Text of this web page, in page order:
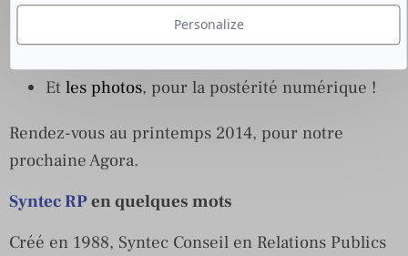
images, en tweets et en vidéos
Le meilleur des interventions envidéos
Et les photos, pour la postérité numérique !
Rendez-vous au printemps 2014, pour notre
prochaine Agora.
Syntec RPen quelques mots
Créé en 1988, Syntec Conseil en Relations Publics
Personalize